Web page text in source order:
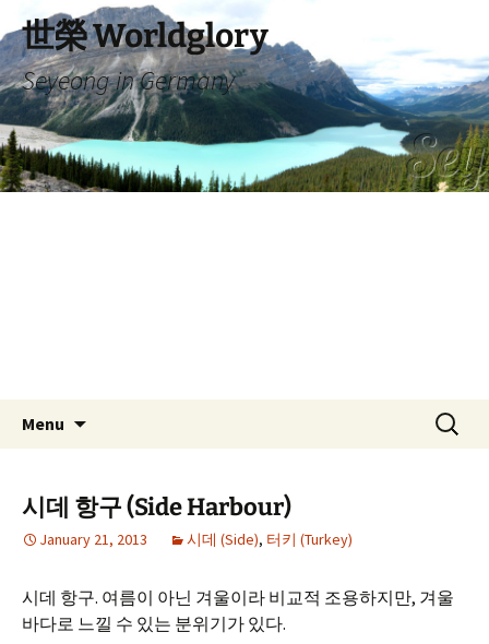
to
content
世榮 Worldglory
Seyeong in Germany
Menu
Search
for:
시데 항구 (Side Harbour)
January 21, 2013 시데 (Side), 터키 (Turkey)
시데 항구. 여름이 아닌 겨울이라 비교적 조용하지만, 겨울
바다로 느낄 수 있는 분위기가 있다.